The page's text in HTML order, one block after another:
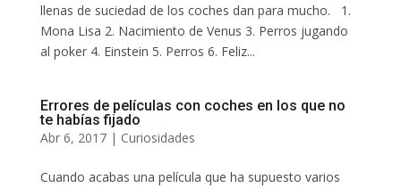
llenas de suciedad de los coches dan para mucho. 1.
Mona Lisa 2. Nacimiento de Venus 3. Perros jugando
al poker 4. Einstein 5. Perros 6. Feliz...
Errores de películas con coches en los que no
te habías fijado
Abr 6, 2017| Curiosidades
Cuando acabas una película que ha supuesto varios